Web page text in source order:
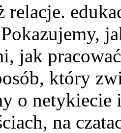
relacje.
jak
który
o netykiecie
na